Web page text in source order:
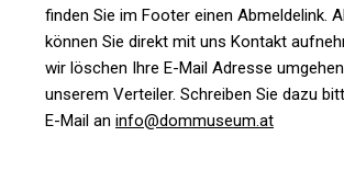
finden Sie im Footer einen Abmeldelink.
können Sie direkt mit uns Kontakt
wir löschen Ihre E-Mail Adresse
unserem Verteiler. Schreiben Sie dazu
E-Mail an info@dommuseum.at